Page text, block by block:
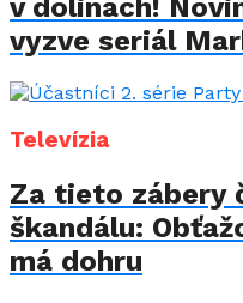
v dolinách!
vyzve seriál
Televízia
Za tieto zábery
škandálu:
má dohru